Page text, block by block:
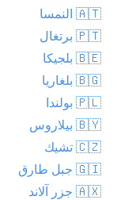
🇦🇹 النمسا
🇵🇹 برتغال
🇧🇪 بلجيكا
🇧🇬 بلغاريا
🇵🇱 بولندا
🇧🇾 بيلاروس
🇨🇿 تشيك
🇬🇮 جبل طارق
🇦🇽 جزر آلاند